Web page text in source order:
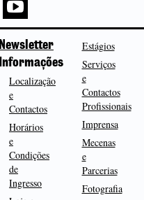
Newsletter
Informações
Localização
e
Contactos
Horários
e
Condições
de
Ingresso
Estágios
Serviços
e
Contactos
Profissionais
Imprensa
Mecenas
e
Parcerias
Fotografia